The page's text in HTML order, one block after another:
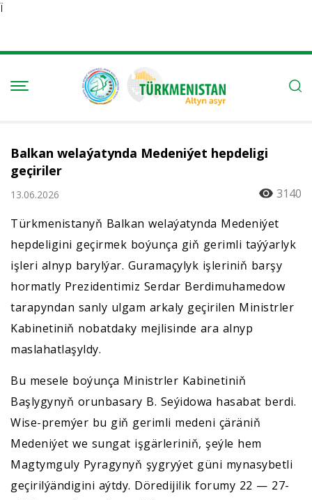
Ï
Balkan welaýatynda Medeniýet hepdeligi
geçiriler
13.06.2026
3140
Türkmenistanyň Balkan welaýatynda Medeniýet
hepdeligini geçirmek boýunça giň gerimli taýýarlyk
işleri alnyp barylýar. Guramaçylyk işleriniň barşy
hormatly Prezidentimiz Serdar Berdimuhamedow
tarapyndan sanly ulgam arkaly geçirilen Ministrler
Kabinetiniň nobatdaky mejlisinde ara alnyp
maslahatlaşyldy.
Bu mesele boýunça Ministrler Kabinetiniň
Başlygynyň orunbasary B. Seýidowa hasabat berdi.
Wise-premýer bu giň gerimli medeni çäräniň
Medeniýet we sungat işgärleriniň, şeýle hem
Magtymguly Pyragynyň şygryýet güni mynasybetli
geçirilýändigini aýtdy. Döredijilik forumy 22 — 27-